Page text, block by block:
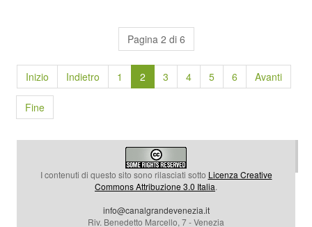
Pagina 2 di 6
Inizio Indietro 1 2 3 4 5 6 Avanti
Fine
I contenuti di questo sito sono rilasciati sotto Licenza Creative
Commons Attribuzione 3.0 Italia.
info@canalgrandevenezia.it
Riv. Benedetto Marcello, 7 - Venezia